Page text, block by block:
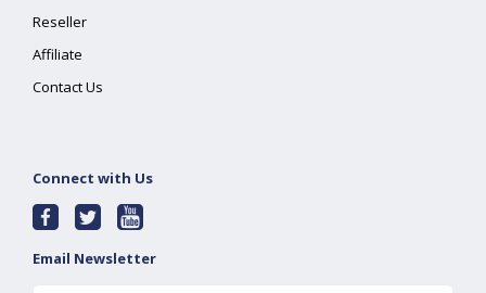
Reseller
Affiliate
Contact Us
Connect with Us
Email Newsletter